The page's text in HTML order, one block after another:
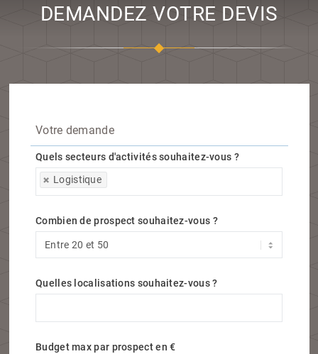
DEMANDEZ VOTRE DEVIS
Votre demande
Quels secteurs d'activités souhaitez-vous ?
Logistique
Quels secteurs d'activités souhaitez-vous ?
Combien de prospect souhaitez-vous ?
Quelles localisations souhaitez-vous ?
Budget max par prospect en €